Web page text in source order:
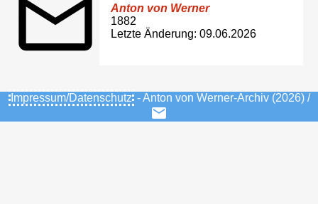
Anton von Werner
1882
Letzte Änderung: 09.06.2026
Impressum/Datenschutz - Anton von Werner-Archiv (2026) /